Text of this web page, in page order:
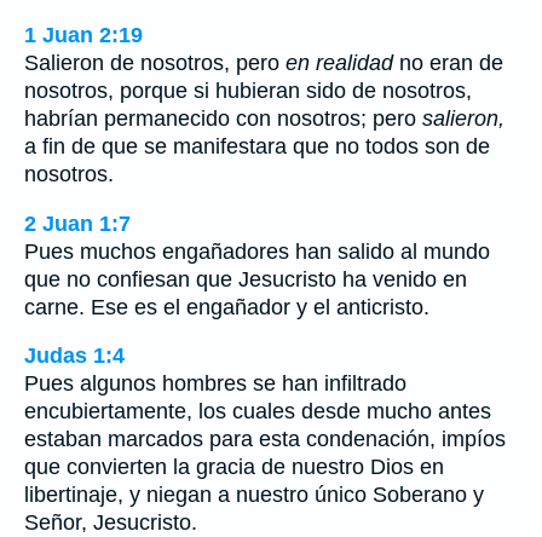
1 Juan 2:19
Salieron de nosotros, pero en realidadno eran de
nosotros, porque si hubieran sido de nosotros,
habrían permanecido con nosotros; pero salieron,
a fin de que se manifestara que no todos son de
nosotros.
2 Juan 1:7
Pues muchos engañadores han salido al mundo
que no confiesan que Jesucristo ha venido en
carne. Ese es el engañador y el anticristo.
Judas 1:4
Pues algunos hombres se han infiltrado
encubiertamente, los cuales desde mucho antes
estaban marcados para esta condenación, impíos
que convierten la gracia de nuestro Dios en
libertinaje, y niegan a nuestro único Soberano y
Señor, Jesucristo.